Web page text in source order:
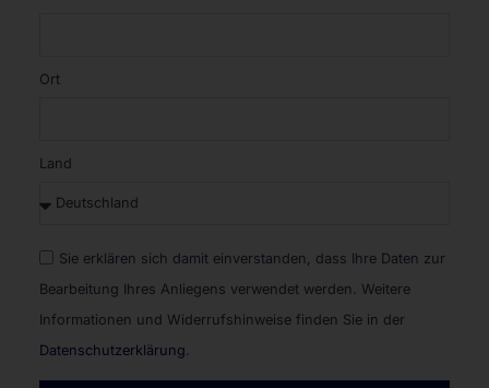
Ort
Land
Sie erklären sich damit einverstanden, dass Ihre Daten zur
Bearbeitung Ihres Anliegens verwendet werden. Weitere
Informationen und Widerrufshinweise finden Sie in der
Datenschutzerklärung